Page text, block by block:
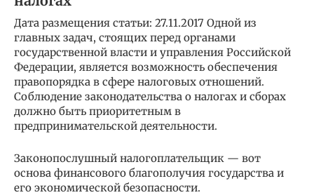
Дата размещения статьи: 27.11.2017 Одной из
главных задач, стоящих перед органами
государственной власти и управления Российской
Федерации, является возможность обеспечения
правопорядка в сфере налоговых отношений.
Соблюдение законодательства о налогах и сборах
должно быть приоритетным в
предпринимательской деятельности.
Законопослушный налогоплательщик — вот
основа финансового благополучия государства и
его экономической безопасности.